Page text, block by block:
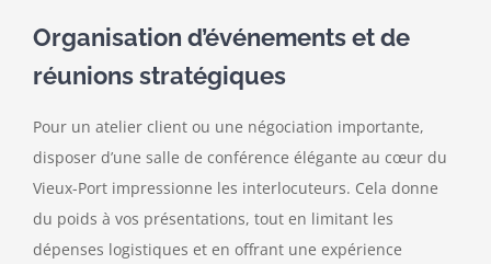
Organisation d’événements et de
réunions stratégiques
Pour un atelier client ou une négociation importante,
disposer d’une salle de conférence élégante au cœur du
Vieux-Port impressionne les interlocuteurs. Cela donne
du poids à vos présentations, tout en limitant les
dépenses logistiques et en offrant une expérience